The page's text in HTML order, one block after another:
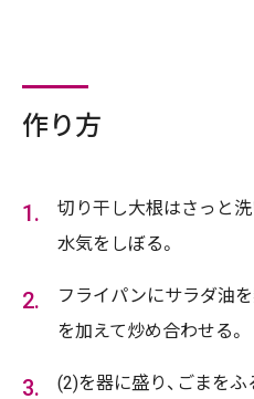
作り方
切り干し大根はさっと
水気をしぼる。
フライパンにサラダ油
を加えて炒め合わせる。
(2)を器に盛り、ごまをふ